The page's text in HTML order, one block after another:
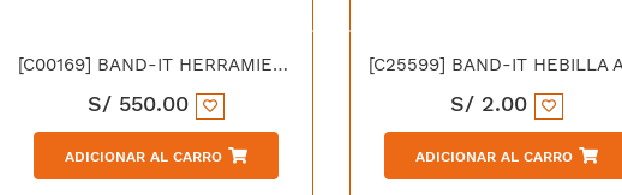
[C00169] BAND-IT HERRAMIENTA DE AJUSTE Y CORTE HASTA 3/4" ENSUNCHADORA
S/ 550.00
ADICIONAR AL CARRO
S/ 2.00
ADICIONAR AL CARRO